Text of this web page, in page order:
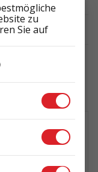
5X112
zu
Sie auf